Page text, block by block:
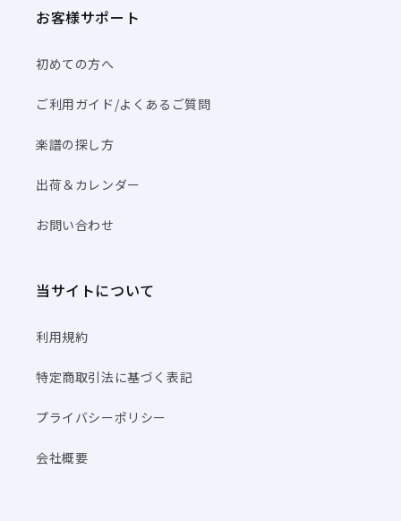
お客様サポート
初めての方へ
ご利用ガイド/よくあるご質問
楽譜の探し方
出荷＆カレンダー
お問い合わせ
当サイトについて
利用規約
特定商取引法に基づく表記
プライバシーポリシー
会社概要